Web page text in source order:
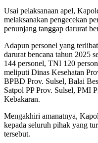
Usai pelaksanaan apel,
melaksanakan pengecekan
penunjang tanggap darurat
Adapun personel yang
darurat bencana tahun 2025
144 personel, TNI 120
meliputi Dinas Kesehatan
BPBD Prov. Sulsel, Balai
Satpol PP Prov. Sulsel, PMI
Kebakaran.
Mengakhiri amanatnya,
kepada seluruh pihak yang
tersebut.